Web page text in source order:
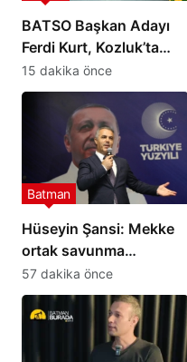
BATSO Başkan Adayı
Ferdi Kurt, Kozluk’ta
projelerini anlattı
15 dakika önce
Hüseyin Şansi: Mekke
ortak savunma
anlaşması tarihî bir adım
Batman
57 dakika önce